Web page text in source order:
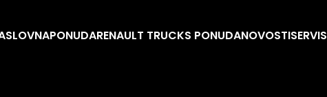
PONUDARENAULT TRUCKS PONUDANOVOSTISERVIS